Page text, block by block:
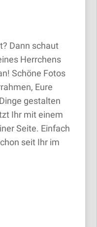
Dann schaut
Herrchens
Schöne Fotos
Eure
gestalten
Ihr mit einem
Seite. Einfach
seit Ihr im